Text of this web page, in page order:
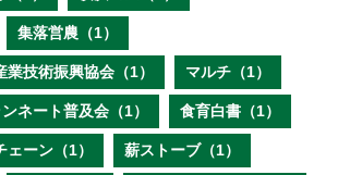
集落営農（1）
技術振興協会（1） マルチ（1）
ネート普及会（1） 食育白書（1）
ーン（1） 薪ストーブ（1）